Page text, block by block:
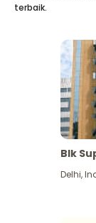
terbaik.
Blk
Delhi,